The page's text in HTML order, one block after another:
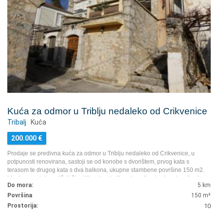
Kuća za odmor u Triblju nedaleko od Crikvenice
Tribalj Kuća
200.000 €
Prodaje se predivna kuća za odmor u Triblju nedaleko od Crikvenice, u
potpunosti renovirana, sastoji se od konobe s dvorištem, prvog kata s
terasom te drugog kata s dva balkona, ukupne stambene površine 150 m2.
Idealno za cjelogodišnji život ili za iznajmljivanje radi ostvarivanja prihoda.
...
Do mora:
5 km
Površina
150 m²
Prostorija:
10